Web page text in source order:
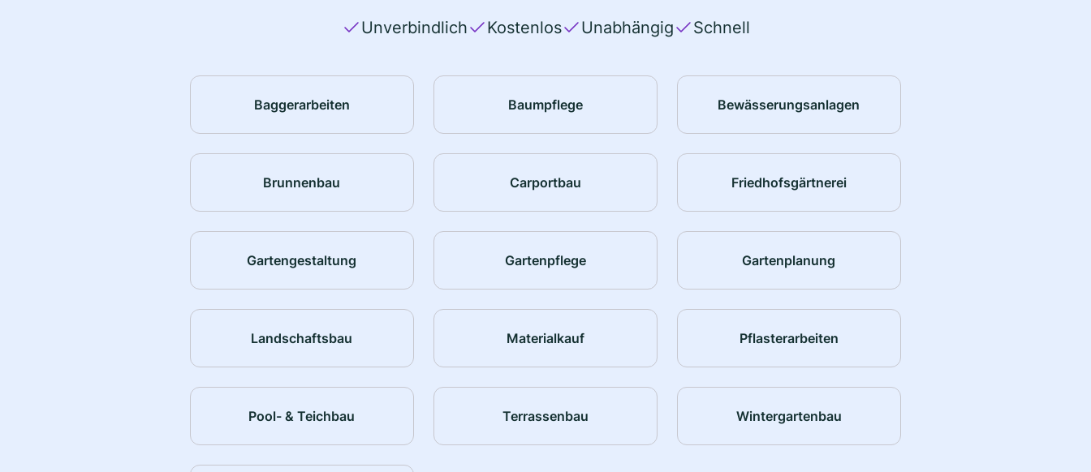
Unverbindlich Kostenlos Unabhängig Schnell
Baggerarbeiten Baumpflege Bewässerungsanlagen
Brunnenbau Carportbau Friedhofsgärtnerei
Gartengestaltung Gartenpflege Gartenplanung
Landschaftsbau Materialkauf Pflasterarbeiten
Pool- & Teichbau Terrassenbau Wintergartenbau